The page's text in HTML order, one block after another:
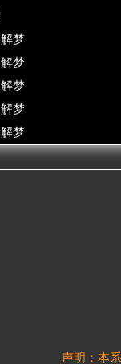
梦
梦
梦
梦
梦
声明：本